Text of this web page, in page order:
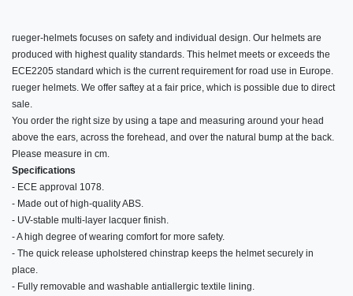
rueger-helmets focuses on safety and individual design. Our helmets are
produced with highest quality standards. This helmet meets or exceeds the
ECE2205 standard which is the current requirement for road use in Europe.
rueger helmets. We offer saftey at a fair price, which is possible due to direct
sale.
You order the right size by using a tape and measuring around your head
above the ears, across the forehead, and over the natural bump at the back.
Please measure in cm.
Specifications
- ECE approval 1078.
- Made out of high-quality ABS.
- UV-stable multi-layer lacquer finish.
- A high degree of wearing comfort for more safety.
- The quick release upholstered chinstrap keeps the helmet securely in
place.
- Fully removable and washable antiallergic textile lining.